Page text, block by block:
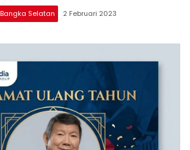
Bangka Selatan 2 Februari 2023